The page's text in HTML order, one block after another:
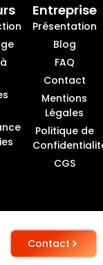
Contact
Entreprise
Présentation
Blog
FAQ
Contact
Mentions
Légales
Politique de
CGS